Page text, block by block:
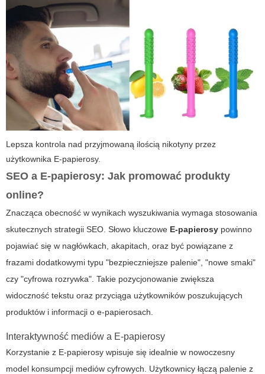
Lepsza kontrola nad przyjmowaną ilością nikotyny przez
użytkownika E-papierosy.
SEO a E-papierosy: Jak promować produkty
online?
Znacząca obecność w wynikach wyszukiwania wymaga stosowania
skutecznych strategii SEO. Słowo kluczowe E-papierosy powinno
pojawiać się w nagłówkach, akapitach, oraz być powiązane z
frazami dodatkowymi typu "bezpieczniejsze palenie", "nowe smaki"
czy "cyfrowa rozrywka". Takie pozycjonowanie zwiększa
widoczność tekstu oraz przyciąga użytkowników poszukujących
produktów i informacji o e-papierosach.
Interaktywność mediów a E-papierosy
Korzystanie z E-papierosy wpisuje się idealnie w nowoczesny
model konsumpcji mediów cyfrowych. Użytkownicy łączą palenie z